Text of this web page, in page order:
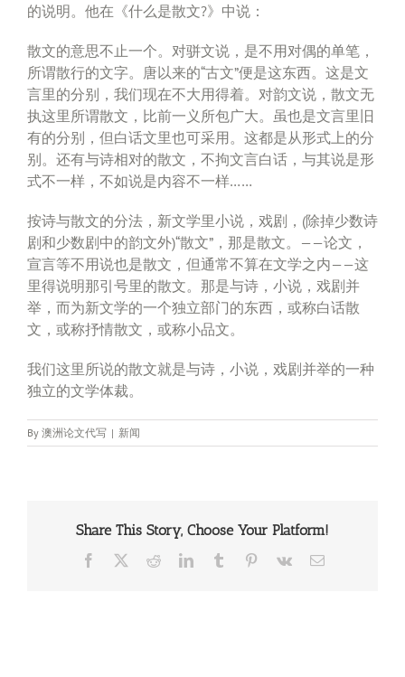
的说明。他在《什么是散文?》中说：
散文的意思不止一个。对骈文说，是不用对偶的单笔，
所谓散行的文字。唐以来的“古文”便是这东西。这是文
言里的分别，我们现在不大用得着。对韵文说，散文无
执这里所谓散文，比前一义所包广大。虽也是文言里旧
有的分别，但白话文里也可采用。这都是从形式上的分
别。还有与诗相对的散文，不拘文言白话，与其说是形
式不一样，不如说是内容不一样……
按诗与散文的分法，新文学里小说，戏剧，(除掉少数诗
剧和少数剧中的韵文外)“散文”，那是散文。——论文，
宣言等不用说也是散文，但通常不算在文学之内——这
里得说明那引号里的散文。那是与诗，小说，戏剧并
举，而为新文学的一个独立部门的东西，或称白话散
文，或称抒情散文，或称小品文。
我们这里所说的散文就是与诗，小说，戏剧并举的一种
独立的文学体裁。
By 澳洲论文代写 | 新闻
Share This Story, Choose Your Platform!
Facebook RedditLinkedInTumblr Pinterest
Vk Email